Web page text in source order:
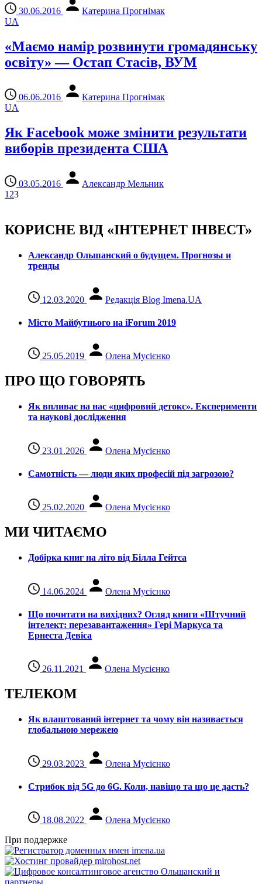
30.06.2016
Катерина Прогнімак
UA
«Маємо намір розвинути громадянську
освіту» — Остап Стасів, ВУМ
06.06.2016
Катерина Прогнімак
UA
Як Facebook може змінити результати
виборів президента США
03.05.2016
Александр Мельник
1 23
КОРИСНЕ ВІД «ІНТЕРНЕТ ІНВЕСТ»
Александр Ольшанский о будущем. Прогнозы и
тренды
12.03.2020 Редакція Blog Imena.UA
Місто Майбутнього на iForum 2019
25.05.2019 Олена Мусієнко
ПРО ЩО ГОВОРЯТЬ
Як впливає на нас «цифровий детокс». Експерименти
та наукові дослідження
23.01.2026 Олена Мусієнко
Самотність — люди яких професій під загрозою?
25.02.2020 Олена Мусієнко
МИ ЧИТАЄМО
Добірка книг на літо від Білла Гейтса
14.06.2024 Олена Мусієнко
Що почитати на вихідних? Огляд книги «Штучний
інтелект: перезавантаження» Гері Маркуса та
Ернеста Девіса
26.11.2021 Олена Мусієнко
ТЕЛЕКОМ
Як влаштований інтернет та чому він називається
глобальною мережею
29.03.2023 Олена Мусієнко
Стрибок від 5G до 6G. Коли, навіщо та що це даcть?
18.08.2022
Олена Мусієнко
При поддержке